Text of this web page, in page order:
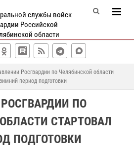
службы войск
Российской
области
Росгвардии по Челябинской области
период подготовки
ПО
СТАРТОВАЛ
ПОДГОТОВКИ